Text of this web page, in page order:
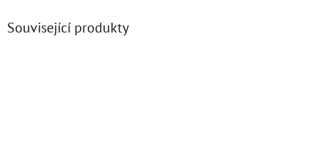
Související produkty